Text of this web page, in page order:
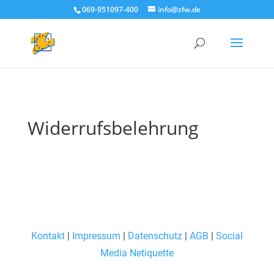
069-951097-400 info@zfw.de
Widerrufsbelehrung
Kontakt| Impressum | Datenschutz| AGB | Social
Media Netiquette